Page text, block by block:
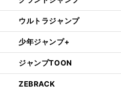
ウルトラジャンプ
少年ジャンプ+
ジャンプTOON
ZEBRACK